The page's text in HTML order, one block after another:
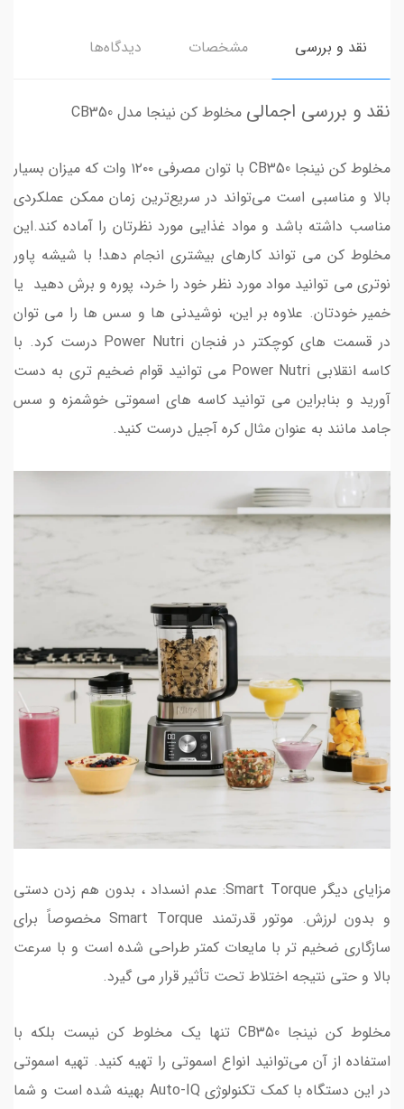
نقد و بررسی مشخصات دیدگاه‌ها
نقد و بررسی اجمالی مخلوط کن نینجا مدل CB350
مخلوط کن نینجا CB350 با توان مصرفی ۱۲۰۰ وات که میزان بسیار
بالا و مناسبی است می‌تواند در سریع‌ترین زمان ممکن عملکردی
مناسب داشته باشد و مواد غذایی مورد نظرتان را آماده کند.این
مخلوط کن می تواند کارهای بیشتری انجام دهد! با شیشه پاور
نوتری می توانید مواد مورد نظر خود را خرد، پوره و برش دهید یا
خمیر خودتان. علاوه بر این، نوشیدنی ها و سس ها را می توان
در قسمت های کوچکتر در فنجان Power Nutri درست کرد. با
کاسه انقلابی Power Nutri می توانید قوام ضخیم تری به دست
آورید و بنابراین می توانید کاسه های اسموتی خوشمزه و سس
جامد مانند به عنوان مثال کره آجیل درست کنید.
مزایای دیگر Smart Torque: عدم انسداد ، بدون هم زدن دستی
و بدون لرزش. موتور قدرتمند Smart Torque مخصوصاً برای
سازگاری ضخیم تر با مایعات کمتر طراحی شده است و با سرعت
بالا و حتی نتیجه اختلاط تحت تأثیر قرار می گیرد.
مخلوط کن نینجا CB350 تنها یک مخلوط کن نیست بلکه با
استفاده از آن می‌توانید انواع اسموتی را تهیه کنید. تهیه اسموتی
در این دستگاه با کمک تکنولوژی Auto-IQ بهینه شده است و شما